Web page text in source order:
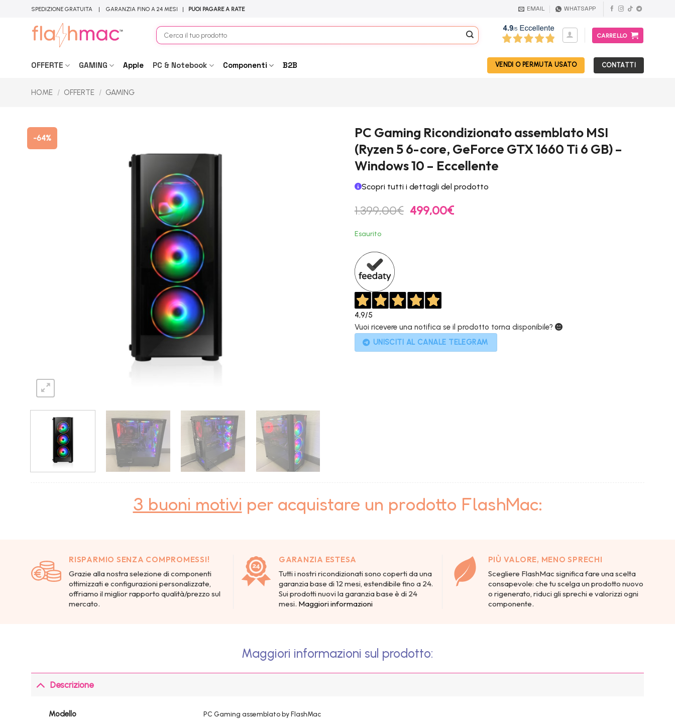
SPEDIZIONE GRATUITA | GARANZIA FINO A 24 MESI | PUOI PAGARE A RATE EMAIL WHATSAPP
Cerca:
CARRELLO
OFFERTE GAMING Apple PC & Notebook Componenti B2B VENDI O PERMUTA USATO CONTATTI
HOME / OFFERTE / GAMING
-64%
PC Gaming Ricondizionato assemblato MSI
(Ryzen 5 6-core, GeForce GTX 1660 Ti 6 GB) –
Windows 10 – Eccellente
Scopri tutti i dettagli del prodotto
1.399,00€ Il
prezzo
499,00€Il
prezzo
Esaurito
4,9/5
Vuoi ricevere una notifica se il prodotto torna disponibile?
UNISCITI AL CANALE TELEGRAM
3 buoni motivi per acquistare un prodotto FlashMac:
RISPARMIO SENZA COMPROMESSI!
Grazie alla nostra selezione di componenti
ottimizzati e configurazioni personalizzate,
offriamo il miglior rapporto qualità/prezzo sul
mercato.
GARANZIA ESTESA
Tutti i nostri ricondizionati sono coperti da una
garanzia base di 12 mesi, estendibile fino a 24.
Sui prodotti nuovi la garanzia base è di 24
mesi. Maggiori informazioni
PIÙ VALORE, MENO SPRECHI
Scegliere FlashMac significa fare una scelta
consapevole: che tu scelga un prodotto nuovo
o rigenerato, riduci gli sprechi e valorizzi ogni
componente.
Maggiori informazioni sul prodotto:
Descrizione
Modello PC Gaming assemblato by FlashMac